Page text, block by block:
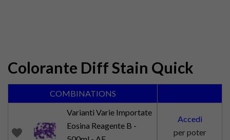
Colorante Diff Stain Quick
COMBINATIONS
favorite
Varianti Varie Importate
Eosina Reagente B -
Accedi
per poter